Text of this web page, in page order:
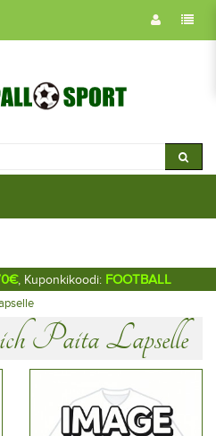
, Kuponkikoodi: FOOTBALL
Paita Lapselle